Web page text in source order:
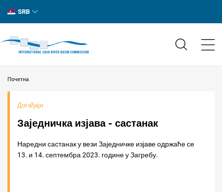
SRB
Почетна
Догађаји
Заједничка изјава - састанак
Наредни састанак у вези Заједничке изјаве одржаће се
13. и 14. септембра 2023. године у Загребу.